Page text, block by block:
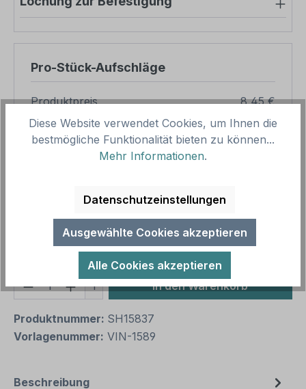
Pro-Stück-Aufschläge
Produktpreis
8,45 €
Zwischensumme
8,45 €
Zusammenfassung
Preise inkl. MwSt. zzgl. Versandkosten
Aufgrund von Neuberechnungen im Warenkorb sind
abweichende Endpreise möglich.
Produkt Anzahl: Gib den gewünschten
1 In den Warenkorb
Produktnummer: SH15837
Vorlagenummer: VIN-1589
Beschreibung
Diese Website verwendet Cookies, um Ihnen die
bestmögliche Funktionalität bieten zu können...
Mehr Informationen.
Datenschutzeinstellungen
Ausgewählte Cookies akzeptieren
Alle Cookies akzeptieren